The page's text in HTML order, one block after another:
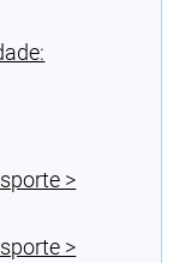
>
>